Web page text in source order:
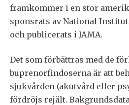
framkommer i en stor
sponsrats av National
och publicerats i JAMA.
Det som förbättras med de
buprenorfindoserna är att
sjukvården (akutvård eller
fördröjs rejält.